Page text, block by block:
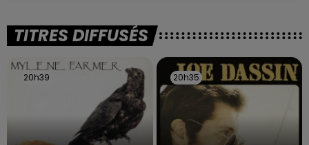
TITRES DIFFUSÉS
20h39
20h39 20h35
20h35